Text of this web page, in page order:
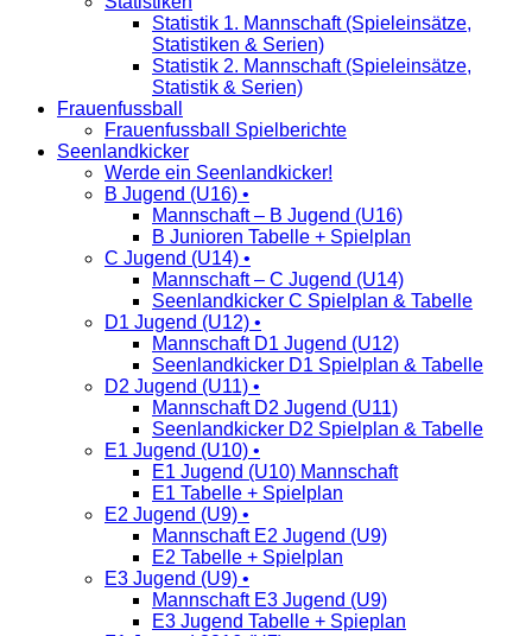
Statistik 1. Mannschaft (Spieleinsätze,
Statistiken & Serien)
Statistik 2. Mannschaft (Spieleinsätze,
Statistik & Serien)
Frauenfussball
Frauenfussball Spielberichte
Seenlandkicker
Werde ein Seenlandkicker!
B Jugend (U16) •
Mannschaft – B Jugend (U16)
B Junioren Tabelle + Spielplan
C Jugend (U14) •
Mannschaft – C Jugend (U14)
Seenlandkicker C Spielplan & Tabelle
D1 Jugend (U12) •
Mannschaft D1 Jugend (U12)
Seenlandkicker D1 Spielplan & Tabelle
D2 Jugend (U11) •
Mannschaft D2 Jugend (U11)
Seenlandkicker D2 Spielplan & Tabelle
E1 Jugend (U10) •
E1 Jugend (U10) Mannschaft
E1 Tabelle + Spielplan
E2 Jugend (U9) •
Mannschaft E2 Jugend (U9)
E2 Tabelle + Spielplan
E3 Jugend (U9) •
Mannschaft E3 Jugend (U9)
E3 Jugend Tabelle + Spieplan